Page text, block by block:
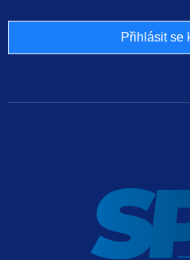
Přihlásit se